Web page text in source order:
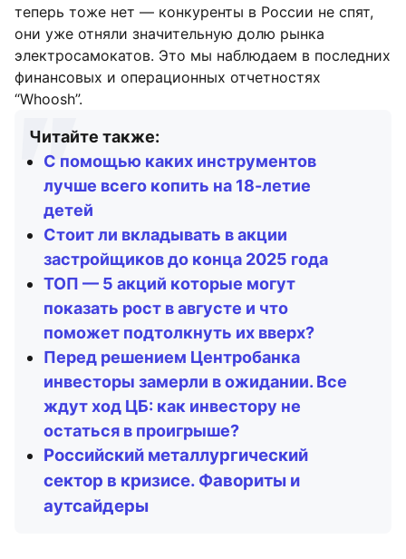
теперь тоже нет — конкуренты в России не спят,
они уже отняли значительную долю рынка
электросамокатов. Это мы наблюдаем в последних
финансовых и операционных отчетностях
“Whoosh”.
Читайте также:
С помощью каких инструментов
лучше всего копить на 18-летие
детей
Стоит ли вкладывать в акции
застройщиков до конца 2025 года
ТОП — 5 акций которые могут
показать рост в августе и что
поможет подтолкнуть их вверх?
Перед решением Центробанка
инвесторы замерли в ожидании. Все
ждут ход ЦБ: как инвестору не
остаться в проигрыше?
Российский металлургический
сектор в кризисе. Фавориты и
аутсайдеры